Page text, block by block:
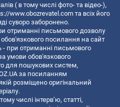
( в тому числі фото- та відео-),
www.obozrevatel.com та всіх його
суворо заборонено.
отриманні письмового дозволу
посилання на сайт
- при отриманні письмового
умови обов'язкового
для пошукових систем,
за посиланням
розміщено оригінальний
числі інтерв’ю, статті,